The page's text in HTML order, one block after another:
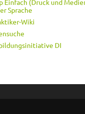
Einfach (Druck und
Sprache
Wiki
DI